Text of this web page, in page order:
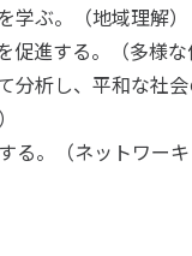
ぶ。（地域理解）
促進する。（多様
分析し、平和な社
る。（ネットワー